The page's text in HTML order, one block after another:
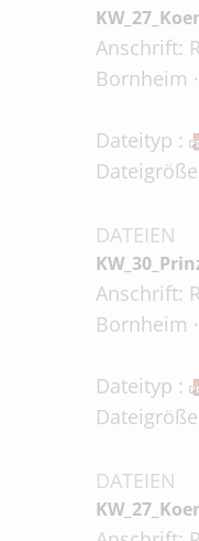
Anschrift:
Bornheim
Dateityp :
DATEIEN
Anschrift:
Bornheim
Dateityp :
DATEIEN